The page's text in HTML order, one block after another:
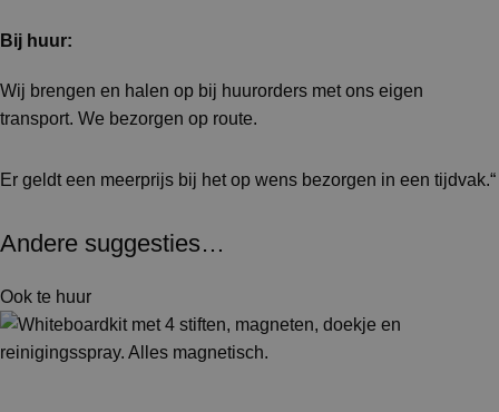
Bij huur:
Wij brengen en halen op bij huurorders met ons eigen
transport. We bezorgen op route.
Er geldt een meerprijs bij het op wens bezorgen in een tijdvak.“
Andere suggesties…
Ook te huur